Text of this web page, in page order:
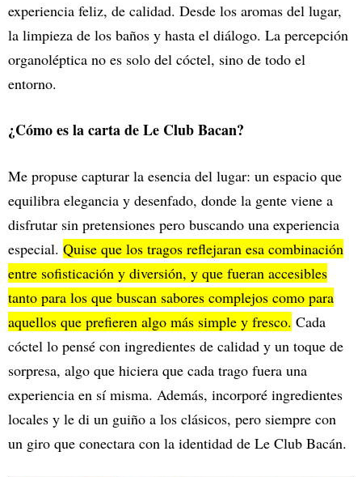
experiencia feliz, de calidad. Desde los aromas del lugar,
la limpieza de los baños y hasta el diálogo. La percepción
organoléptica no es solo del cóctel, sino de todo el
entorno.
¿Cómo es la carta de Le Club Bacan?
Me propuse capturar la esencia del lugar: un espacio que
equilibra elegancia y desenfado, donde la gente viene a
disfrutar sin pretensiones pero buscando una experiencia
especial. Quise que los tragos reflejaran esa combinación
entre sofisticación y diversión, y que fueran accesibles
tanto para los que buscan sabores complejos como para
aquellos que prefieren algo más simple y fresco. Cada
cóctel lo pensé con ingredientes de calidad y un toque de
sorpresa, algo que hiciera que cada trago fuera una
experiencia en sí misma. Además, incorporé ingredientes
locales y le di un guiño a los clásicos, pero siempre con
un giro que conectara con la identidad de Le Club Bacán.